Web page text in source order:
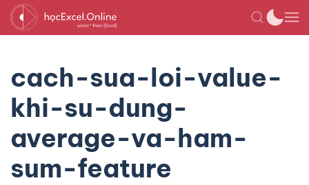
cach-sua-loi-value-
khi-su-dung-
average-va-ham-
sum-feature